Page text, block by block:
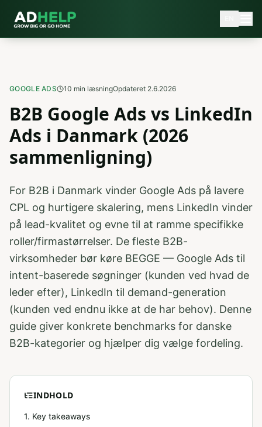
GOOGLE ADS 10 min læsningOpdateret 2.6.2026
B2B Google Ads vs LinkedIn
Ads i Danmark (2026
sammenligning)
For B2B i Danmark vinder Google Ads på lavere
CPL og hurtigere skalering, mens LinkedIn vinder
på lead-kvalitet og evne til at ramme specifikke
roller/firmastørrelser. De fleste B2B-
virksomheder bør køre BEGGE — Google Ads til
intent-baserede søgninger (kunden ved hvad de
leder efter), LinkedIn til demand-generation
(kunden ved endnu ikke at de har behov). Denne
guide giver konkrete benchmarks for danske
B2B-kategorier og hjælper dig vælge fordeling.
INDHOLD
1. Key takeaways